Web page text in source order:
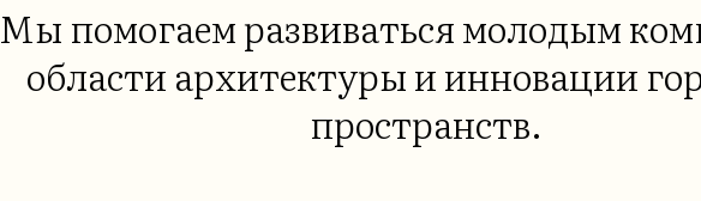
Мы помогаем развиваться молодым
области архитектуры и инновации
пространств.